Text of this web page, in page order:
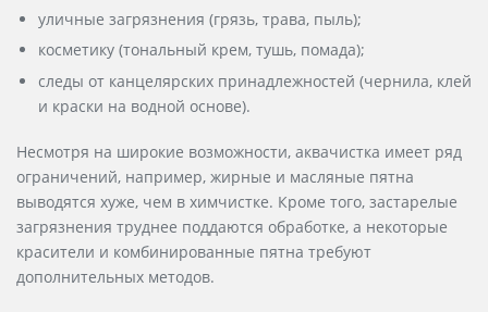
уличные загрязнения (грязь, трава, пыль);
косметику (тональный крем, тушь, помада);
следы от канцелярских принадлежностей (чернила, клей
и краски на водной основе).
Несмотря на широкие возможности, аквачистка имеет ряд
ограничений, например, жирные и масляные пятна
выводятся хуже, чем в химчистке. Кроме того, застарелые
загрязнения труднее поддаются обработке, а некоторые
красители и комбинированные пятна требуют
дополнительных методов.